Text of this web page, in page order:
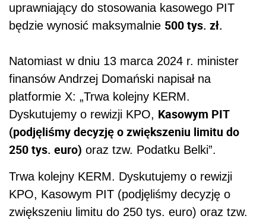
uprawniający do stosowania kasowego PIT
będzie wynosić maksymalnie 500 tys. zł.
Natomiast w dniu 13 marca 2024 r. minister
finansów Andrzej Domański napisał na
platformie X: „Trwa kolejny KERM.
Dyskutujemy o rewizji KPO, Kasowym PIT
(podjęliśmy decyzję o zwiększeniu limitu do
250 tys. euro) oraz tzw. Podatku Belki”.
Trwa kolejny KERM. Dyskutujemy o rewizji
KPO, Kasowym PIT (podjęliśmy decyzję o
zwiększeniu limitu do 250 tys. euro) oraz tzw.